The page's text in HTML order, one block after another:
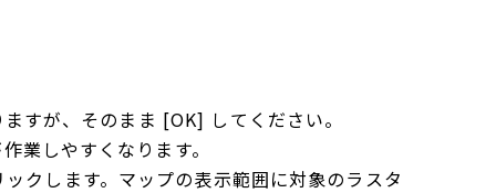
すが、そのまま [OK] してください。
業しやすくなります。
クします。マップの表示範囲に対象のラスタ